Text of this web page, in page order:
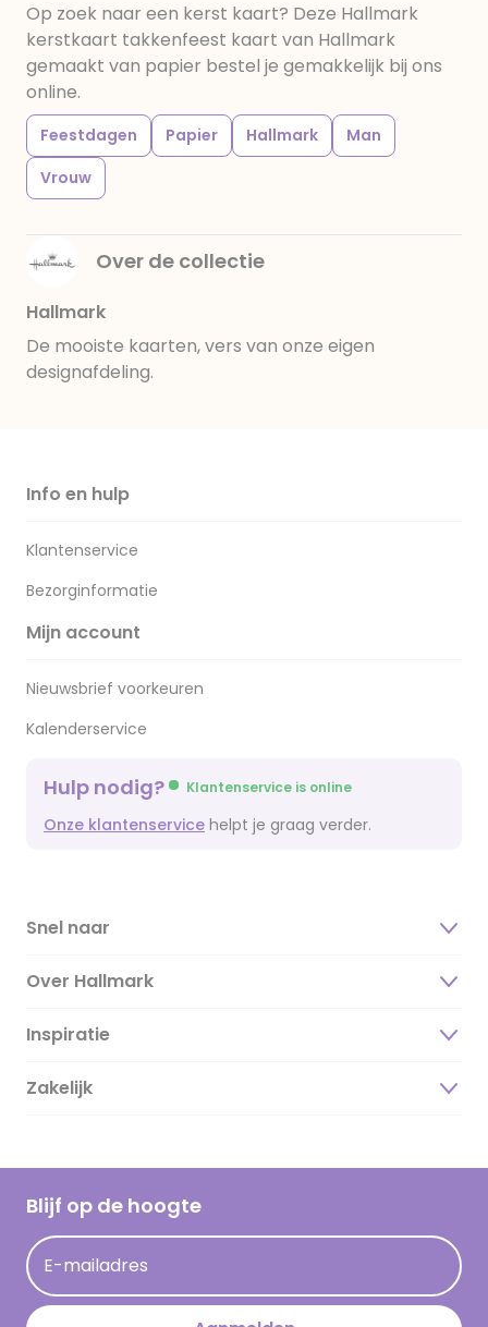
Op zoek naar een kerst kaart? Deze Hallmark
kerstkaart takkenfeest kaart van Hallmark
gemaakt van papier bestel je gemakkelijk bij ons
online.
Feestdagen Papier Hallmark
Man
Vrouw
Over de collectie
Hallmark
De mooiste kaarten, vers van onze eigen
designafdeling.
Info en hulp
Klantenservice
Bezorginformatie
Mijn account
Nieuwsbrief voorkeuren
Kalenderservice
Hulp nodig? Klantenservice is online
Onze klantenservice helpt je graag verder.
Snel naar
Over Hallmark
Over ons
Duurzaamheid
Hallmark Kaartclub
Acties
Persberichten
Hallmark en Kinderpostzegels
Inspiratie
Magazine
Cadeau inspiratie
Kaartinspiratie
Zakelijk
Blijf op de hoogte
E-mailadres